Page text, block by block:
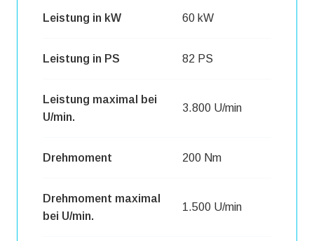
Leistung in kW 60 kW
Leistung in PS 82 PS
Leistung maximal bei
U/min.
3.800 U/min
Drehmoment 200 Nm
Drehmoment maximal
bei U/min.
1.500 U/min